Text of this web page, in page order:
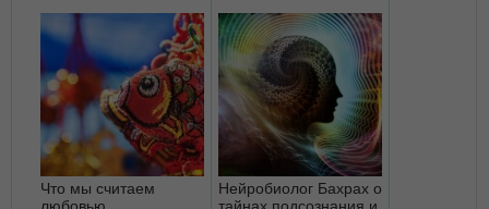
Что мы считаем
Нейробиолог Бахрах о